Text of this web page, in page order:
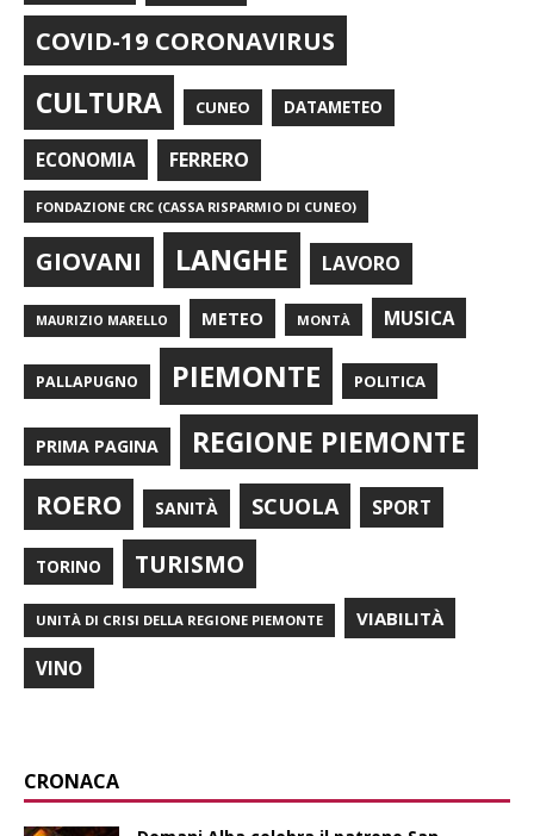
COVID-19 CORONAVIRUS
CULTURA CUNEO DATAMETEO
ECONOMIA FERRERO
FONDAZIONE CRC (CASSA RISPARMIO DI CUNEO)
GIOVANI LANGHE LAVORO
MAURIZIO MARELLO METEO MONTÀ MUSICA
PALLAPUGNO PIEMONTE POLITICA
PRIMA PAGINA REGIONE PIEMONTE
ROERO SANITÀ SCUOLA SPORT
TORINO TURISMO
UNITÀ DI CRISI DELLA REGIONE PIEMONTE VIABILITÀ
VINO
CRONACA